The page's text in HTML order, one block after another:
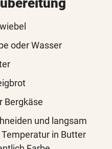
oder Wasser
Bergkäse
und langsam
in Butter